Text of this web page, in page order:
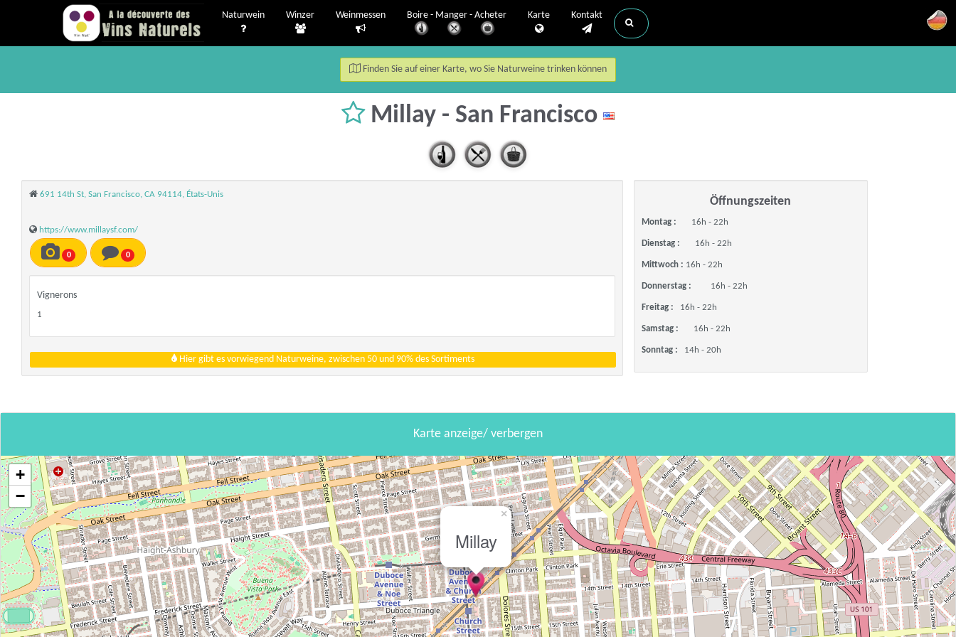
Naturwein Winzer Weinmessen Boire - Manger - Acheter Karte Kontakt
Finden Sie auf einer Karte, wo Sie Naturweine trinken können
Millay - San Francisco
691 14th St, San Francisco, CA 94114, États-Unis
https://www.millaysf.com/
0 0
Vignerons
1
Hier gibt es vorwiegend Naturweine, zwischen 50 und 90% des Sortiments
Öffnungszeiten
Montag : 16h - 22h
Dienstag : 16h - 22h
Mittwoch : 16h - 22h
Donnerstag : 16h - 22h
Freitag : 16h - 22h
Samstag : 16h - 22h
Sonntag : 14h - 20h
Karte anzeige/ verbergen
Millay
×
+
−